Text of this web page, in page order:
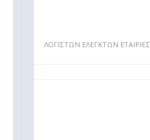
ΛΟΓΙΣΤΩΝ ΕΛΕΓΚΤΩΝ ΕΤΑΙΡΙΕΣ